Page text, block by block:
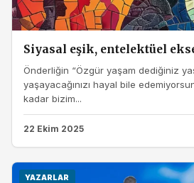
Siyasal eşik, entelektüel
Önderliğin “Özgür yaşam dediğiniz
yaşayacağınızı hayal bile
kadar bizim...
22 Ekim 2025
YAZARLAR